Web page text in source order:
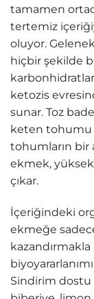
tamamen
tertemiz
oluyor.
hiçbir şekilde
ketozis
sunar. Toz
keten tohumu
tohumların bir
ekmek, yüksek
çıkar.
İçeriğindeki
ekmeğe
kazandırmakla
Sindirim dostu